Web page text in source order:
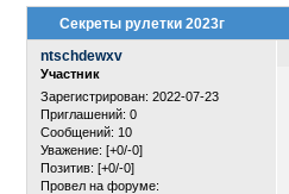
Секреты рулетки 2023г
ntschdewxv
Участник
Зарегистрирован: 2022-07-23
Приглашений: 0
Сообщений: 10
Уважение: [+0/-0]
Позитив: [+0/-0]
Провел на форуме: